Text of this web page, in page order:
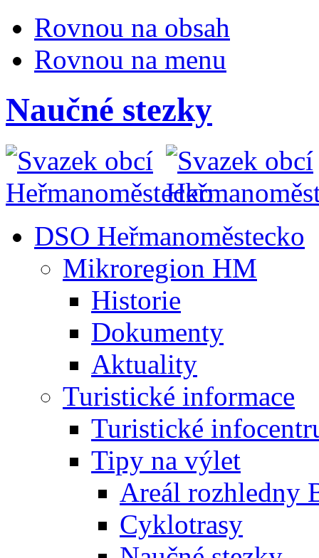
Rovnou na obsah
Rovnou na menu
Naučné stezky
DSO Heřmanoměstecko
Mikroregion HM
Historie
Dokumenty
Aktuality
Turistické informace
Turistické
Tipy na výlet
Areál rozhledny
Cyklotrasy